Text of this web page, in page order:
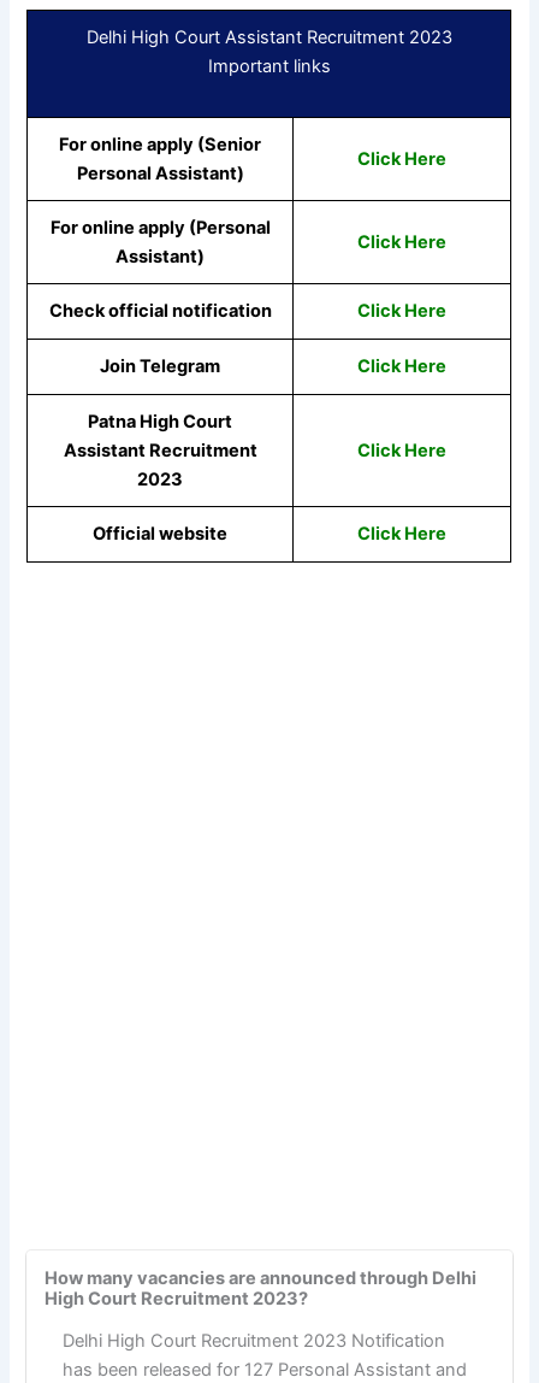
Delhi High Court Assistant Recruitment 2023
Important links
For online apply (Senior
Personal Assistant)
Click Here
For online apply (Personal
Assistant)
Click Here
Check official notification Click Here
Join Telegram Click Here
Patna High Court
Assistant Recruitment
2023
Click Here
Official website Click Here
How many vacancies are announced through Delhi
High Court Recruitment 2023?
Delhi High Court Recruitment 2023 Notification
has been released for 127 Personal Assistant and